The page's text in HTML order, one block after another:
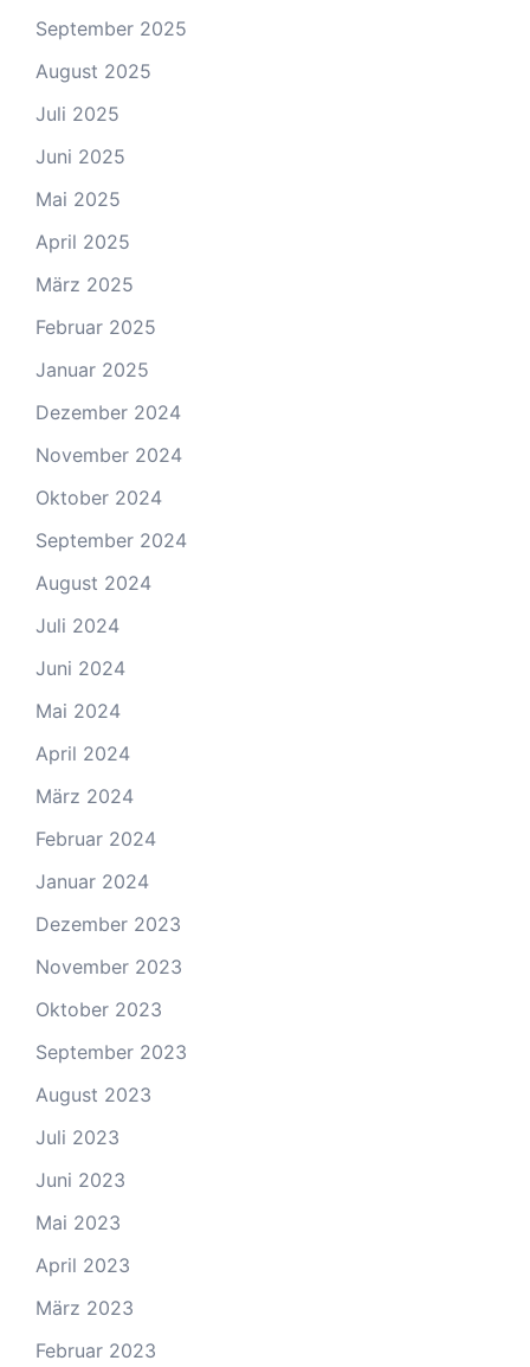
September 2025
August 2025
Juli 2025
Juni 2025
Mai 2025
April 2025
März 2025
Februar 2025
Januar 2025
Dezember 2024
November 2024
Oktober 2024
September 2024
August 2024
Juli 2024
Juni 2024
Mai 2024
April 2024
März 2024
Februar 2024
Januar 2024
Dezember 2023
November 2023
Oktober 2023
September 2023
August 2023
Juli 2023
Juni 2023
Mai 2023
April 2023
März 2023
Februar 2023